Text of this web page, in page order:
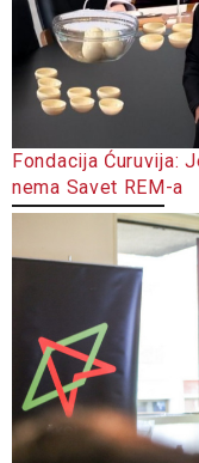
Fondacija Ćuruvija:
nema Savet REM-a